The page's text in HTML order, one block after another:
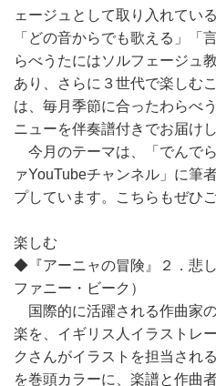
ェージュとして取り入れてい
「どの音からでも歌える」「
らべうたにはソルフェージュ
あり、さらに３世代で楽しむ
は、毎月季節に合ったわらべ
ニューを伴奏譜付きでお届けし
今月のテーマは、「でんで
ァYouTubeチャンネル」に筆
プしています。こちらもぜひ
楽しむ
◆『アーニャの冒険』２．悲
ファニー・ビーク）
国際的に活躍される作曲家
楽を、イギリス人イラストレ
クさんがイラストを担当され
を巻頭カラーに、楽譜と作曲